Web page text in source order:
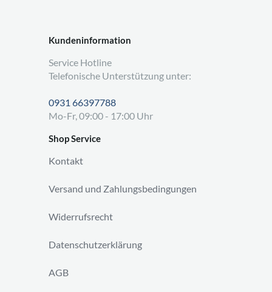
Kundeninformation
Service Hotline
Telefonische Unterstützung unter:
0931 66397788
Mo-Fr, 09:00 - 17:00 Uhr
Shop Service
Kontakt
Versand und Zahlungsbedingungen
Widerrufsrecht
Datenschutzerklärung
AGB